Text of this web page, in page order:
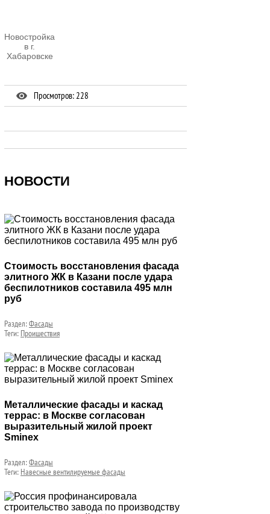
Новостройка
в г.
Хабаровске
Просмотров: 228
НОВОСТИ
Стоимость восстановления фасада
элитного ЖК в Казани после удара
беспилотников составила 495 млн
руб
Раздел:Фасады
Теги: Проишествия
Металлические фасады и каскад
террас: в Москве согласован
выразительный жилой проект
Sminex
Раздел:Фасады
Теги: Навесные вентилируемые фасады